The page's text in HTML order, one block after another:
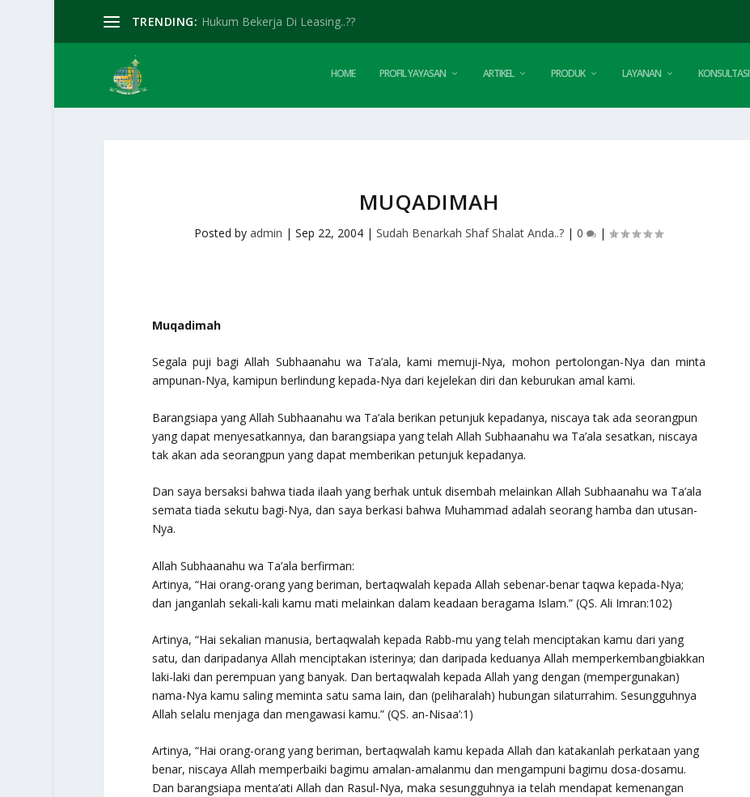
TRENDING: Hukum Bekerja Di Leasing..??
HOME PROFIL YAYASAN ARTIKEL PRODUK LAYANAN KONSULTASI
MUQADIMAH
Posted byadmin |Sep 22, 2004 |Sudah Benarkah Shaf Shalat Anda..? |0 |
Muqadimah
Segala puji bagi Allah Subhaanahu wa Ta’ala, kami memuji-Nya, mohon pertolongan-Nya dan minta
ampunan-Nya, kamipun berlindung kepada-Nya dari kejelekan diri dan keburukan amal kami.
Barangsiapa yang Allah Subhaanahu wa Ta’ala berikan petunjuk kepadanya, niscaya tak ada seorangpun
yang dapat menyesatkannya, dan barangsiapa yang telah Allah Subhaanahu wa Ta’ala sesatkan, niscaya
tak akan ada seorangpun yang dapat memberikan petunjuk kepadanya.
Dan saya bersaksi bahwa tiada ilaah yang berhak untuk disembah melainkan Allah Subhaanahu wa Ta’ala
semata tiada sekutu bagi-Nya, dan saya berkasi bahwa Muhammad adalah seorang hamba dan utusan-
Nya.
Allah Subhaanahu wa Ta’ala berfirman:
Artinya, “Hai orang-orang yang beriman, bertaqwalah kepada Allah sebenar-benar taqwa kepada-Nya;
dan janganlah sekali-kali kamu mati melainkan dalam keadaan beragama Islam.” (QS. Ali Imran:102)
Artinya, “Hai sekalian manusia, bertaqwalah kepada Rabb-mu yang telah menciptakan kamu dari yang
satu, dan daripadanya Allah menciptakan isterinya; dan daripada keduanya Allah memperkembangbiakkan
laki-laki dan perempuan yang banyak. Dan bertaqwalah kepada Allah yang dengan (mempergunakan)
nama-Nya kamu saling meminta satu sama lain, dan (peliharalah) hubungan silaturrahim. Sesungguhnya
Allah selalu menjaga dan mengawasi kamu.”(QS. an-Nisaa’:1)
Artinya, “Hai orang-orang yang beriman, bertaqwalah kamu kepada Allah dan katakanlah perkataan yang
benar, niscaya Allah memperbaiki bagimu amalan-amalanmu dan mengampuni bagimu dosa-dosamu.
Dan barangsiapa menta’ati Allah dan Rasul-Nya, maka sesungguhnya ia telah mendapat kemenangan